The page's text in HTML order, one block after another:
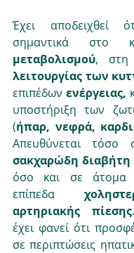
Έχει αποδειχθεί
μεταβολισμού
λειτουργίας των
επιπέδων ενέργειας,
υποστήριξη των
(ήπαρ, νεφρά,
σακχαρώδη διαβήτη
όσο και σε άτομα
επίπεδα
αρτηριακής πίεσης
έχει φανεί ότι
σε περιπτώσεις